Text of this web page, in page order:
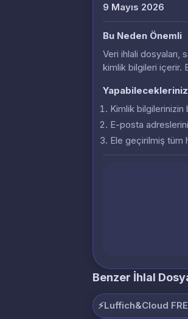
9 Mayıs 2026
Bu Neden Önemli
Veri ihlali dosyaları,
kimlik bilgileri içerir.
Yapabilecekleriniz
Kimlik bilgilerinizin
E-posta
Ele geçirilmiş tüm
Benzer İhlal
⚡️Luffich&Cloud